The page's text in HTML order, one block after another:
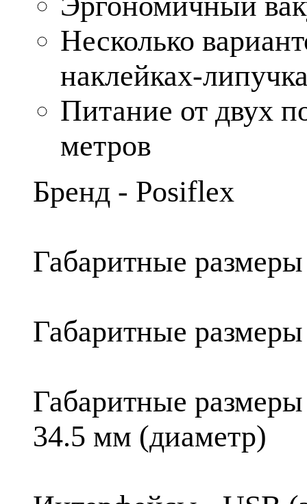
Несколько
наклейках-
Питание от двух
метров
Бренд - Posiflex
Габаритные
Габаритные
Габаритные
34.5 мм (диаметр)